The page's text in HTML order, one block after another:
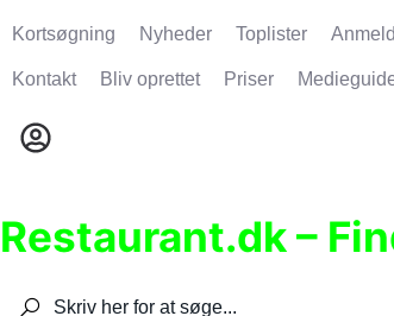
Kortsøgning Nyheder Toplister
Kontakt Bliv oprettet Priser
Restaurant.dk –